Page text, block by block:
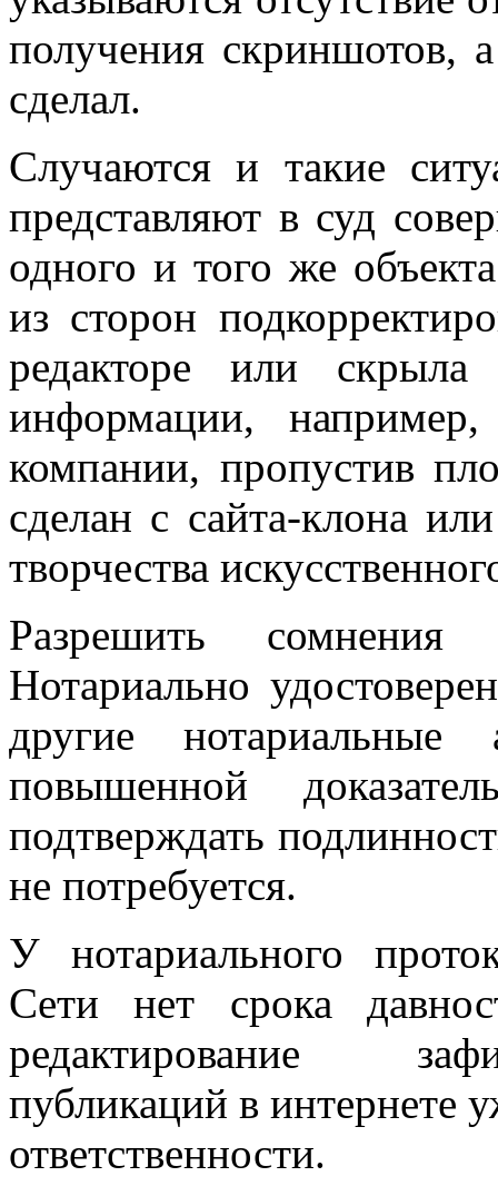
получения скриншотов,
сделал.
Случаются и такие
представляют в суд
одного и того же
из сторон
редакторе или
информации,
компании, пропустив
сделан с сайта-клона
творчества
Разрешить сомнения
Нотариально
другие
повышенной
подтверждать
не потребуется.
У нотариального
Сети нет срока
редактирование
публикаций в интернете
ответственности.